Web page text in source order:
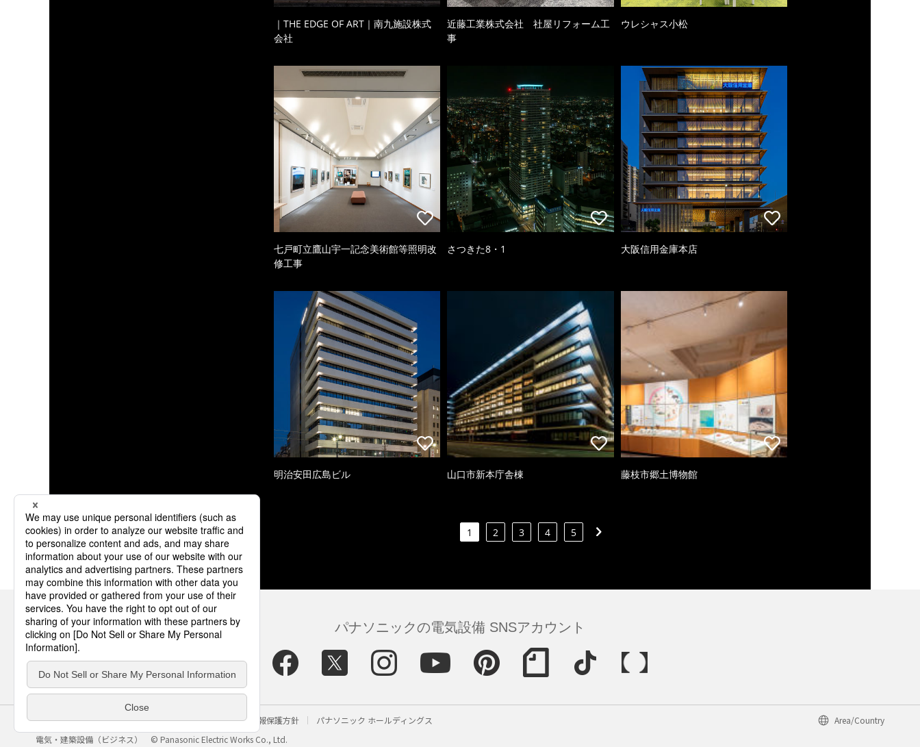
｜THE EDGE OF ART｜南九施設株式
会社
近藤工業株式会社 社屋リフォーム工
事
ウレシャス小松
七戸町立鷹山宇一記念美術館等照明改
修工事
さつきた8・1 大阪信用金庫本店
明治安田広島ビル 山口市新本庁舎棟 藤枝市郷土博物館
1 2 3 4 5
パナソニックの電気設備 SNSアカウント
サイトのご利用にあたって クッキーポリシー 個人情報保護方針 パナソニック ホールディングス
Area/Country
電気・建築設備（ビジネス）
© Panasonic Electric Works Co., Ltd.